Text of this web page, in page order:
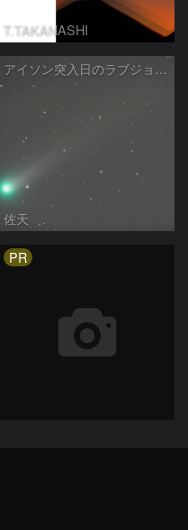
T.TAKANASHI
アイソン突入日のラブジョイ彗星
佐天
PR